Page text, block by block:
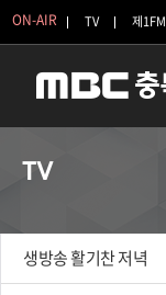
ON-AIR TV 제1FM
TV
생방송 활기찬 저녁